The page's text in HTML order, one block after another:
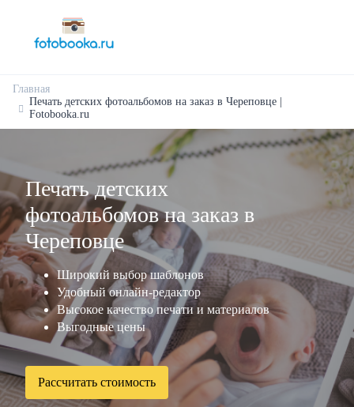
Главная
Печать детских фотоальбомов на заказ в Череповце |
Fotobooka.ru
Печать детских
фотоальбомов на заказ в
Череповце
Широкий выбор шаблонов
Удобный онлайн-редактор
Высокое качество печати и материалов
Выгодные цены
Рассчитать стоимость